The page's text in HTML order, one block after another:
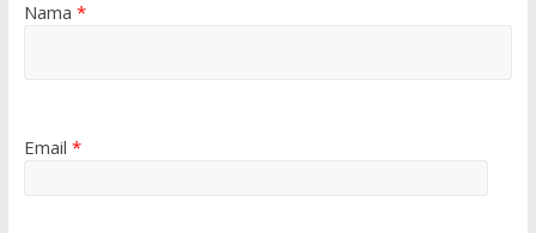
Nama *
Email *